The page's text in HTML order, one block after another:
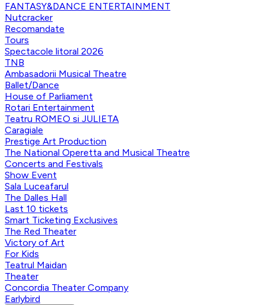
FANTASY&DANCE ENTERTAINMENT
Nutcracker
Recomandate
Tours
Spectacole litoral 2026
TNB
Ambasadorii Musical Theatre
Ballet/Dance
House of Parliament
Rotari Entertainment
Teatru ROMEO si JULIETA
Caragiale
Prestige Art Production
The National Operetta and Musical Theatre
Concerts and Festivals
Show Event
Sala Luceafarul
The Dalles Hall
Last 10 tickets
Smart Ticketing Exclusives
The Red Theater
Victory of Art
For Kids
Teatrul Maidan
Theater
Concordia Theater Company
Earlybird